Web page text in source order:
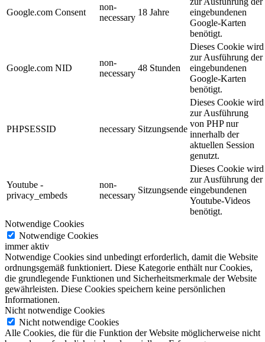
Google.com Consent
non-
necessary
18 Jahre
eingebundenen
Google-Karten
benötigt.
Google.com NID
non-
necessary
48 Stunden
Dieses Cookie wird
zur Ausführung der
eingebundenen
Google-Karten
benötigt.
PHPSESSID necessary Sitzungsende
Dieses Cookie wird
zur Ausführung
von PHP nur
innerhalb der
aktuellen Session
genutzt.
Youtube -
privacy_embeds
non-
necessary
Sitzungsende
Dieses Cookie wird
zur Ausführung der
eingebundenen
Youtube-Videos
benötigt.
Notwendige Cookies
Notwendige Cookies
immer aktiv
Notwendige Cookies sind unbedingt erforderlich, damit die Website
ordnungsgemäß funktioniert. Diese Kategorie enthält nur Cookies,
die grundlegende Funktionen und Sicherheitsmerkmale der Website
gewährleisten. Diese Cookies speichern keine persönlichen
Informationen.
Nicht notwendige Cookies
Nicht notwendige Cookies
Alle Cookies, die für die Funktion der Website möglicherweise nicht